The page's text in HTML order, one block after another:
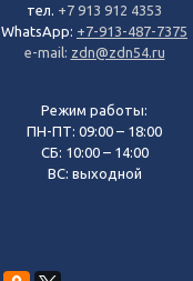
тел. +7 913 912 4353
WhatsApp: +7-913-487-7375
e-mail: zdn@zdn54.ru
Режим работы:
ПН-ПТ: 09:00 – 18:00
СБ: 10:00 – 14:00
ВС: выходной